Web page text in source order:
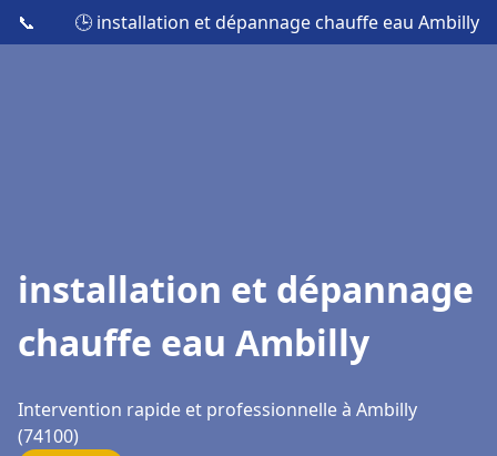
📞 🕒 installation et dépannage chauffe eau Ambilly
installation et dépannage
chauffe eau Ambilly
Intervention rapide et professionnelle à Ambilly
(74100)